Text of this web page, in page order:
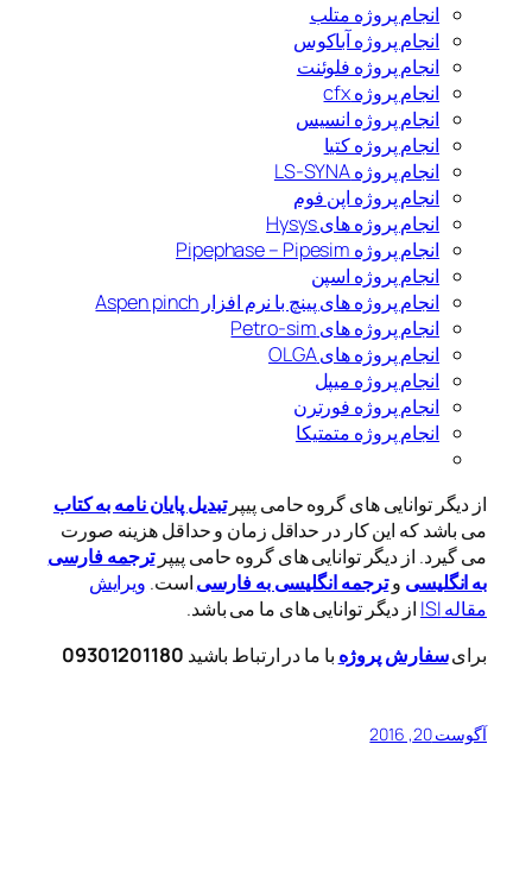
انجام پروژه متلب
انجام پروژه آباکوس
انجام پروژه فلوئنت
انجام پروژه cfx
انجام پروژه انسیس
انجام پروژه کتیا
انجام پروژه LS-SYNA
انجام پروژه اپن فوم
انجام پروژه های Hysys
انجام پروژه Pipephase – Pipesim
انجام پروژه اسپن
انجام پروژه های پینچ با نرم افزار Aspen pinch
انجام پروژه های Petro-sim
انجام پروژه های OLGA
انجام پروژه میپل
انجام پروژه فورترن
انجام پروژه متمتیکا
از دیگر توانایی های گروه حامی پیپرتبدیل پایان نامه به کتاب
می باشد که این کار در حداقل زمان و حداقل هزینه صورت
می گیرد. از دیگر توانایی های گروه حامی پیپرترجمه فارسی
به انگلیسی وترجمه انگلیسی به فارسیاست. ویرایش
مقاله ISI
از دیگر توانایی های ما می باشد.
برایسفارش پروژه با ما در ارتباط باشید 09301201180
آگوست 20, 2016